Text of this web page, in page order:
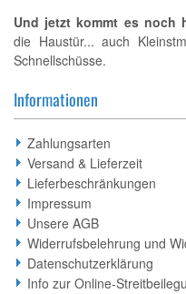
Und jetzt kommt es noch
die Haustür... auch
Schnellschüsse.
Informationen
Zahlungsarten
Versand & Lieferzeit
Lieferbeschränkungen
Impressum
Unsere AGB
Widerrufsbelehrung und
Datenschutzerklärung
Info zur Online-